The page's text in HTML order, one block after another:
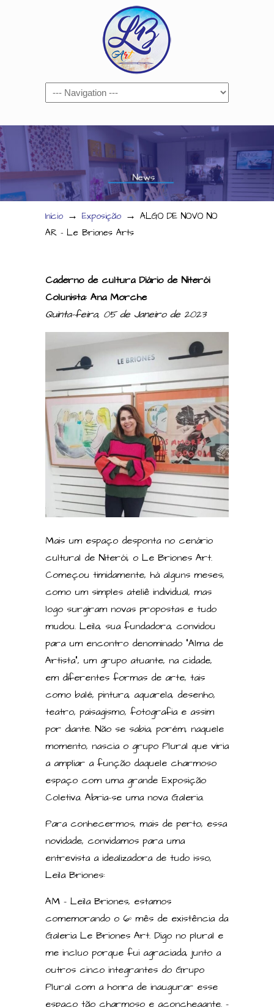
Navigation
Início → Exposição → ALGO DE NOVO NO
AR – Le Briones Arts
Caderno de cultura Diário de Niterói
Colunista: Ana Morche
Quinta-feira, 05 de Janeiro de 2023
Mais um espaço desponta no cenário
cultural de Niterói, o Le Briones Art.
Começou timidamente, há alguns meses,
como um simples ateliê individual, mas
logo surgiram novas propostas e tudo
mudou. Leila, sua fundadora, convidou
para um encontro denominado “Alma de
Artista”, um grupo atuante, na cidade,
em diferentes formas de arte, tais
como balé, pintura, aquarela, desenho,
teatro, paisagismo, fotografia e assim
por diante. Não se sabia, porém, naquele
momento, nascia o grupo Plural que viria
a ampliar a função daquele charmoso
espaço com uma grande Exposição
Coletiva. Abria-se uma nova Galeria.
Para conhecermos, mais de perto, essa
novidade, convidamos para uma
entrevista a idealizadora de tudo isso,
Leila Briones:
AM – Leila Briones, estamos
comemorando o 6º mês de existência da
Galeria Le Briones Art. Digo no plural e
me incluo porque fui agraciada, junto a
outros cinco integrantes do Grupo
Plural com a honra de inaugurar esse
espaço tão charmoso e aconchegante. –